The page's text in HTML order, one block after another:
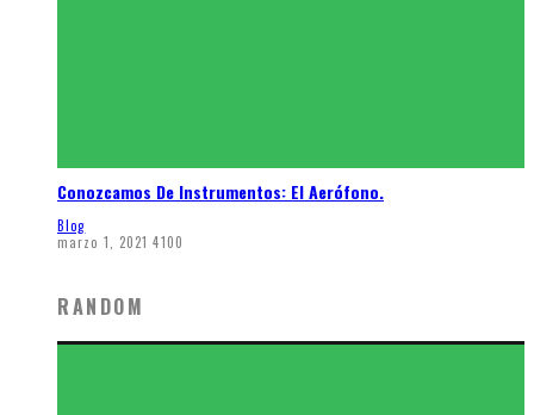
Conozcamos De Instrumentos: El Aerófono.
Blog
marzo 1, 2021 4100
RANDOM